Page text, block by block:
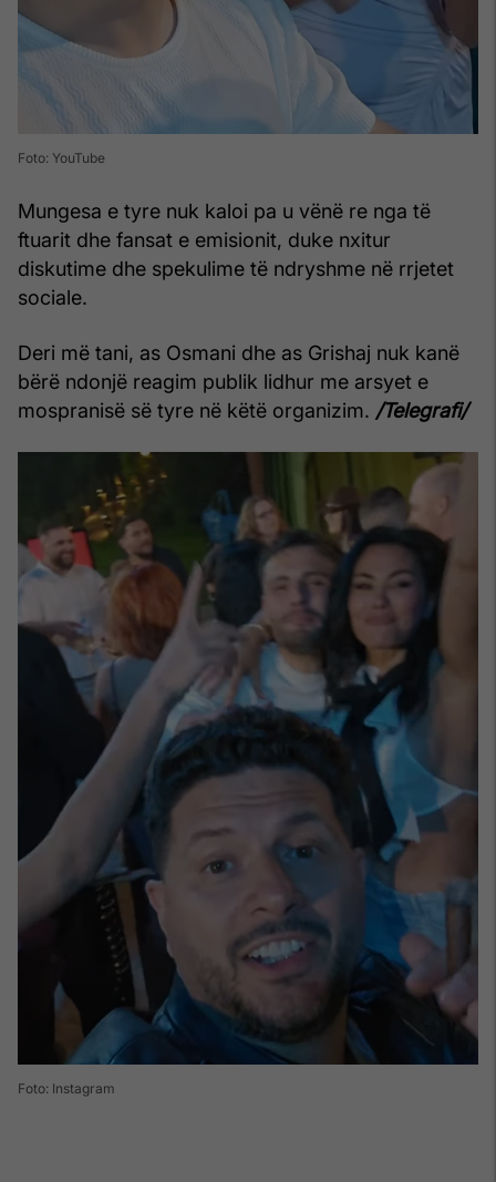
Foto: YouTube
Mungesa e tyre nuk kaloi pa u vënë re nga të
ftuarit dhe fansat e emisionit, duke nxitur
diskutime dhe spekulime të ndryshme në rrjetet
sociale.
Deri më tani, as Osmani dhe as Grishaj nuk kanë
bërë ndonjë reagim publik lidhur me arsyet e
mospranisë së tyre në këtë organizim. /Telegrafi/
Foto: Instagram